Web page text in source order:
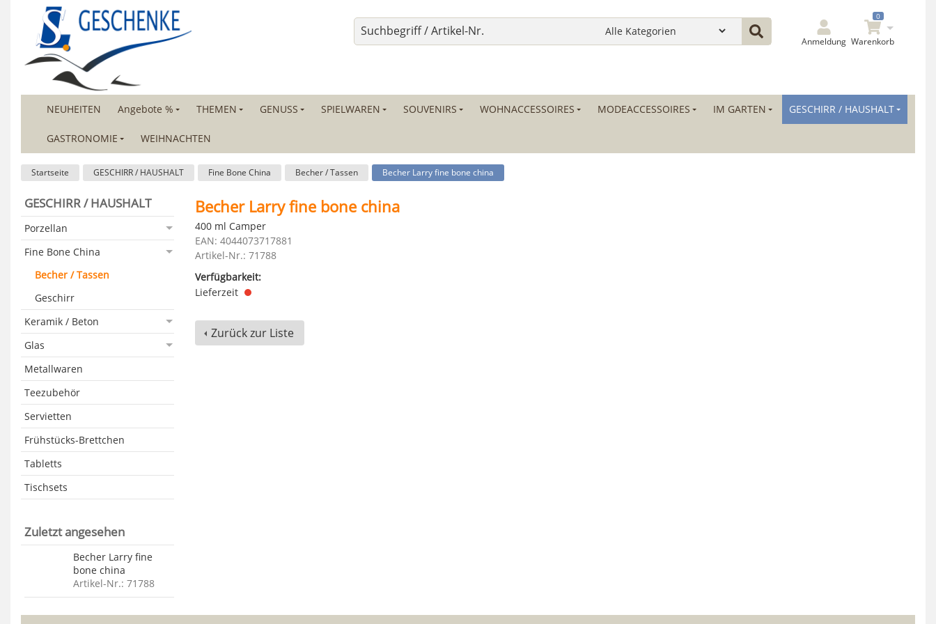
Anmeldung
0
Warenkorb
NEUHEITEN Angebote % THEMEN GENUSS SPIELWAREN SOUVENIRS WOHNACCESSOIRES MODEACCESSOIRES IM GARTEN GESCHIRR / HAUSHALT
GASTRONOMIE WEIHNACHTEN
Startseite GESCHIRR / HAUSHALT Fine Bone China Becher / Tassen Becher Larry fine bone china
GESCHIRR / HAUSHALT
Porzellan
Fine Bone China
Becher / Tassen
Geschirr
Keramik / Beton
Glas
Metallwaren
Teezubehör
Servietten
Frühstücks-Brettchen
Tabletts
Tischsets
Zuletzt angesehen
Becher Larry fine
bone china
Artikel-Nr.: 71788
Becher Larry fine bone china
400 ml Camper
EAN: 4044073717881
Artikel-Nr.: 71788
Verfügbarkeit:
Lieferzeit
Zurück zur Liste